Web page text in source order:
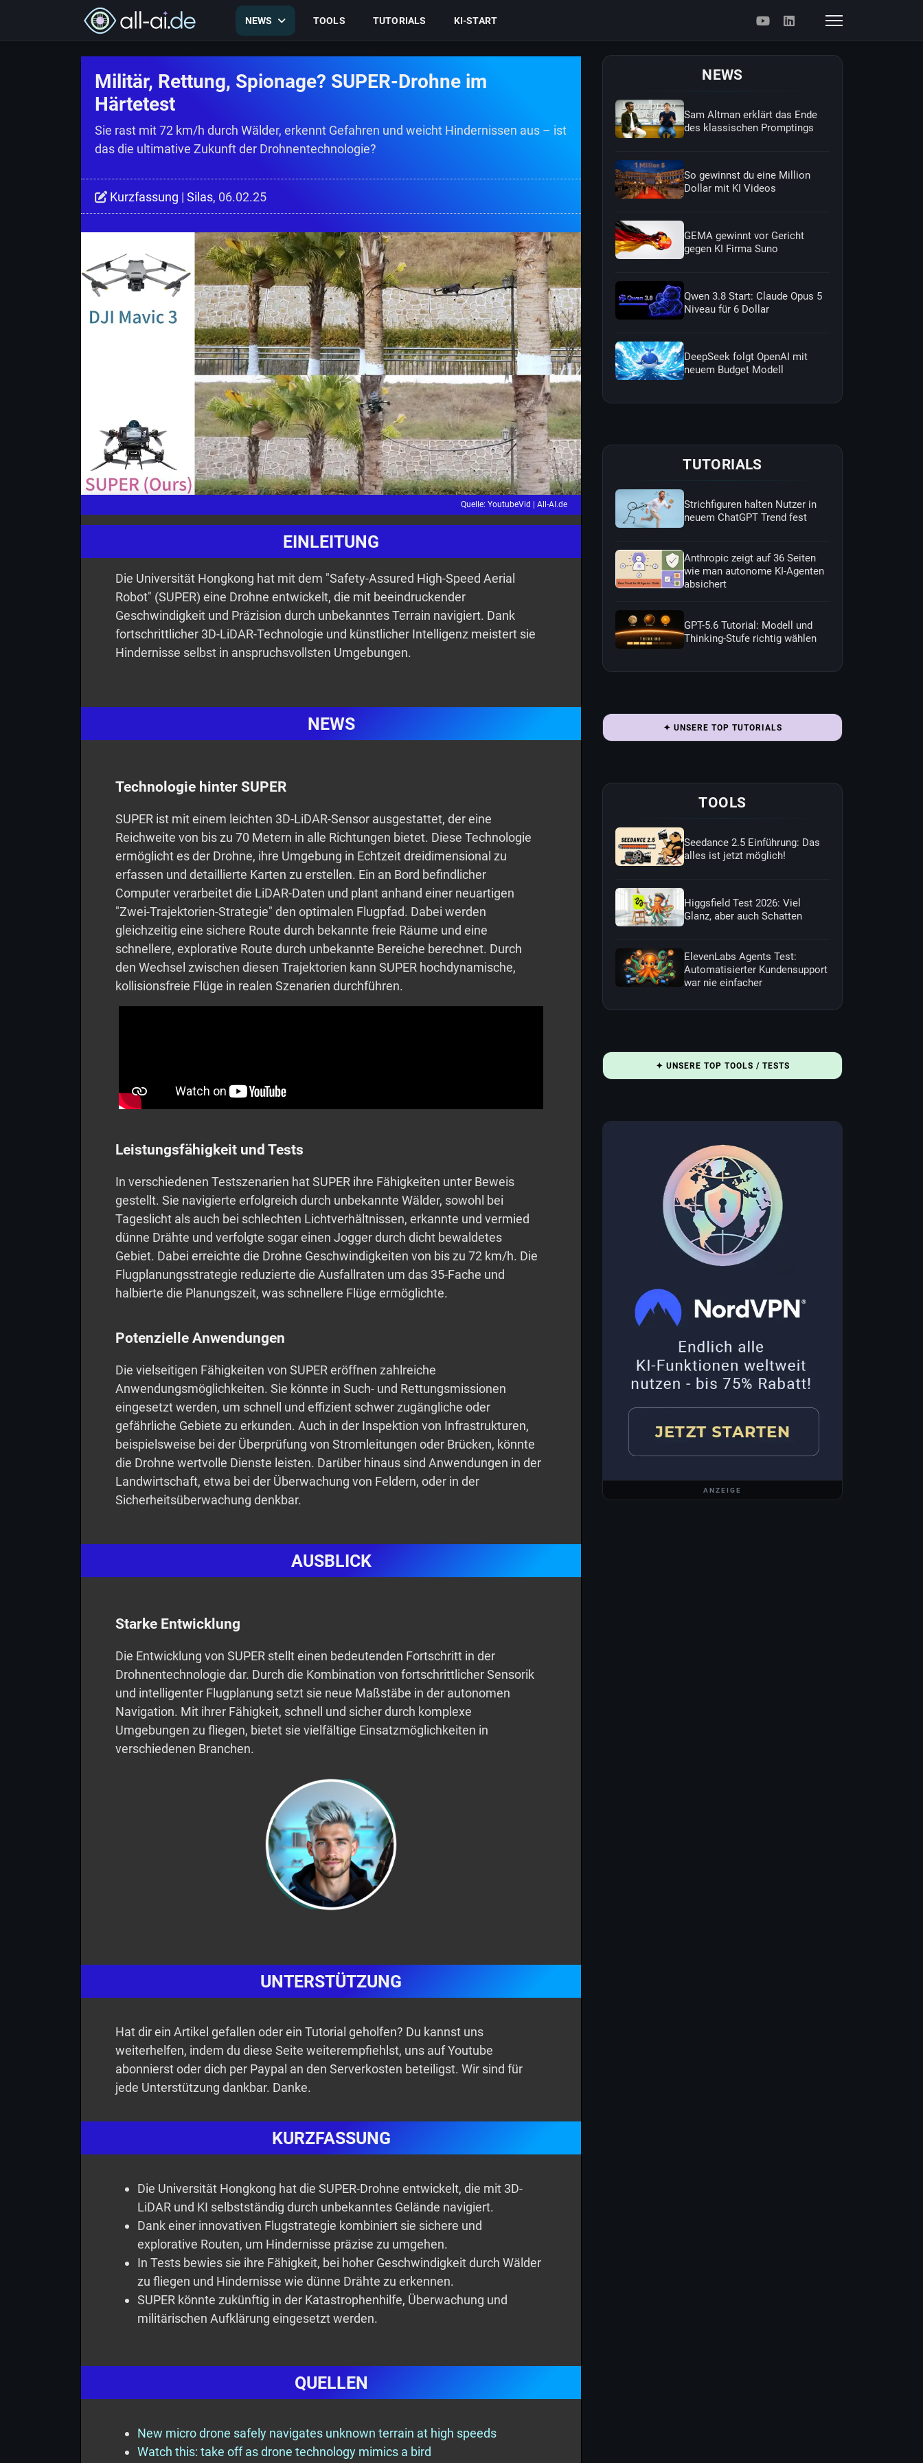
NEWS TOOLS TUTORIALS KI-START
Militär, Rettung, Spionage? SUPER-Drohne im
Härtetest
Sie rast mit 72 km/h durch Wälder, erkennt Gefahren und weicht Hindernissen aus – ist
das die ultimative Zukunft der Drohnentechnologie?
Kurzfassung | Silas, 06.02.25
Quelle: YoutubeVid | All-AI.de
EINLEITUNG
Die Universität Hongkong hat mit dem "Safety-Assured High-Speed Aerial
Robot" (SUPER) eine Drohne entwickelt, die mit beeindruckender
Geschwindigkeit und Präzision durch unbekanntes Terrain navigiert. Dank
fortschrittlicher 3D-LiDAR-Technologie und künstlicher Intelligenz meistert sie
Hindernisse selbst in anspruchsvollsten Umgebungen.
NEWS
Technologie hinter SUPER
SUPER ist mit einem leichten 3D-LiDAR-Sensor ausgestattet, der eine
Reichweite von bis zu 70 Metern in alle Richtungen bietet. Diese Technologie
ermöglicht es der Drohne, ihre Umgebung in Echtzeit dreidimensional zu
erfassen und detaillierte Karten zu erstellen. Ein an Bord befindlicher
Computer verarbeitet die LiDAR-Daten und plant anhand einer neuartigen
"Zwei-Trajektorien-Strategie" den optimalen Flugpfad. Dabei werden
gleichzeitig eine sichere Route durch bekannte freie Räume und eine
schnellere, explorative Route durch unbekannte Bereiche berechnet. Durch
den Wechsel zwischen diesen Trajektorien kann SUPER hochdynamische,
kollisionsfreie Flüge in realen Szenarien durchführen.
Leistungsfähigkeit und Tests
In verschiedenen Testszenarien hat SUPER ihre Fähigkeiten unter Beweis
gestellt. Sie navigierte erfolgreich durch unbekannte Wälder, sowohl bei
Tageslicht als auch bei schlechten Lichtverhältnissen, erkannte und vermied
dünne Drähte und verfolgte sogar einen Jogger durch dicht bewaldetes
Gebiet. Dabei erreichte die Drohne Geschwindigkeiten von bis zu 72 km/h. Die
Flugplanungsstrategie reduzierte die Ausfallraten um das 35-Fache und
halbierte die Planungszeit, was schnellere Flüge ermöglichte.
Potenzielle Anwendungen
Die vielseitigen Fähigkeiten von SUPER eröffnen zahlreiche
Anwendungsmöglichkeiten. Sie könnte in Such- und Rettungsmissionen
eingesetzt werden, um schnell und effizient schwer zugängliche oder
gefährliche Gebiete zu erkunden. Auch in der Inspektion von Infrastrukturen,
beispielsweise bei der Überprüfung von Stromleitungen oder Brücken, könnte
die Drohne wertvolle Dienste leisten. Darüber hinaus sind Anwendungen in der
Landwirtschaft, etwa bei der Überwachung von Feldern, oder in der
Sicherheitsüberwachung denkbar.
AUSBLICK
Starke Entwicklung
Die Entwicklung von SUPER stellt einen bedeutenden Fortschritt in der
Drohnentechnologie dar. Durch die Kombination von fortschrittlicher Sensorik
und intelligenter Flugplanung setzt sie neue Maßstäbe in der autonomen
Navigation. Mit ihrer Fähigkeit, schnell und sicher durch komplexe
Umgebungen zu fliegen, bietet sie vielfältige Einsatzmöglichkeiten in
verschiedenen Branchen.
UNTERSTÜTZUNG
Hat dir ein Artikel gefallen oder ein Tutorial geholfen? Du kannst uns
weiterhelfen, indem du diese Seite weiterempfiehlst, uns auf Youtube
abonnierst oder dich per Paypal an den Serverkosten beteiligst. Wir sind für
jede Unterstützung dankbar. Danke.
KURZFASSUNG
Die Universität Hongkong hat die SUPER-Drohne entwickelt, die mit 3D-
LiDAR und KI selbstständig durch unbekanntes Gelände navigiert.
Dank einer innovativen Flugstrategie kombiniert sie sichere und
explorative Routen, um Hindernisse präzise zu umgehen.
In Tests bewies sie ihre Fähigkeit, bei hoher Geschwindigkeit durch Wälder
zu fliegen und Hindernisse wie dünne Drähte zu erkennen.
SUPER könnte zukünftig in der Katastrophenhilfe, Überwachung und
militärischen Aufklärung eingesetzt werden.
QUELLEN
New micro drone safely navigates unknown terrain at high speeds
Watch this: take off as drone technology mimics a bird
NEWS
Sam Altman erklärt das Ende
des klassischen Promptings
So gewinnst du eine Million
Dollar mit KI Videos
GEMA gewinnt vor Gericht
gegen KI Firma Suno
Qwen 3.8 Start: Claude Opus 5
Niveau für 6 Dollar
DeepSeek folgt OpenAI mit
neuem Budget Modell
TUTORIALS
Strichfiguren halten Nutzer in
neuem ChatGPT Trend fest
Anthropic zeigt auf 36 Seiten
wie man autonome KI-Agenten
absichert
GPT-5.6 Tutorial: Modell und
Thinking-Stufe richtig wählen
✦ UNSERE TOP TUTORIALS
TOOLS
Seedance 2.5 Einführung: Das
alles ist jetzt möglich!
Higgsfield Test 2026: Viel
Glanz, aber auch Schatten
ElevenLabs Agents Test:
Automatisierter Kundensupport
war nie einfacher
✦ UNSERE TOP TOOLS / TESTS
ANZEIGE